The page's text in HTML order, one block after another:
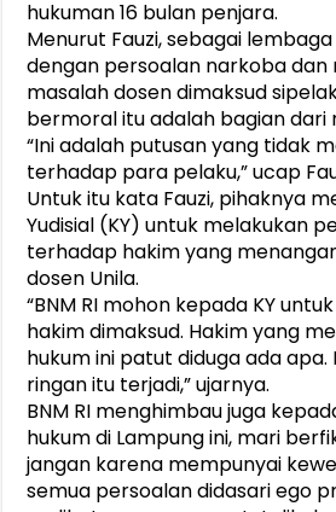
hukuman 16 bulan penjara.
Menurut Fauzi, sebagai
dengan persoalan narkoba dan
masalah dosen dimaksud
bermoral itu adalah bagian dari
“Ini adalah putusan yang tidak
terhadap para pelaku,” ucap
Untuk itu kata Fauzi, pihaknya
Yudisial (KY) untuk melakukan
terhadap hakim yang
dosen Unila.
“BNM RI mohon kepada KY
hakim dimaksud. Hakim yang
hukum ini patut diduga ada
ringan itu terjadi,” ujarnya.
BNM RI menghimbau juga
hukum di Lampung ini, mari
jangan karena mempunyai
semua persoalan didasari ego